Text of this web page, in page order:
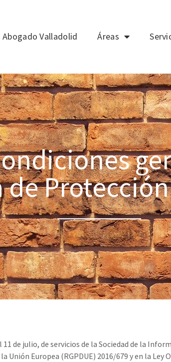
Abogado Valladolid Áreas
de julio, de servicios de la Sociedad de la
Europea (RGPDUE) 2016/679 y en la Ley